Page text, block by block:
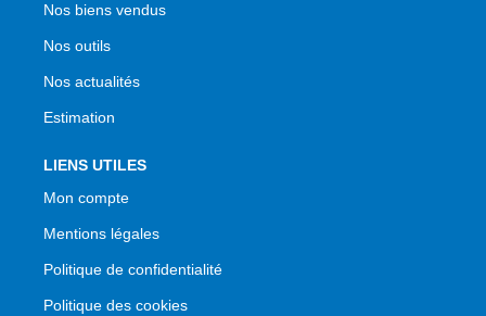
Nos biens vendus
Nos outils
Nos actualités
Estimation
LIENS UTILES
Mon compte
Mentions légales
Politique de confidentialité
Politique des cookies